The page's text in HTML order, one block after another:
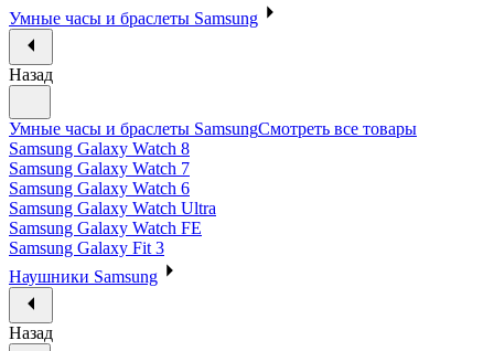
Умные часы и браслеты Samsung
Назад
Умные часы и браслеты SamsungСмотреть все товары
Samsung Galaxy Watch 8
Samsung Galaxy Watch 7
Samsung Galaxy Watch 6
Samsung Galaxy Watch Ultra
Samsung Galaxy Watch FE
Samsung Galaxy Fit 3
Наушники Samsung
Назад